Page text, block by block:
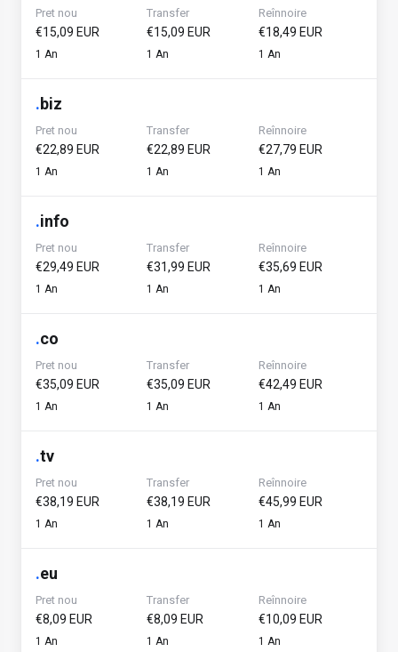
Pret nou
€15,09 EUR
1 An
Transfer
€15,09 EUR
1 An
Reînnoire
€18,49 EUR
1 An
.biz
Pret nou
€22,89 EUR
1 An
Transfer
€22,89 EUR
1 An
Reînnoire
€27,79 EUR
1 An
.info
Pret nou
€29,49 EUR
1 An
Transfer
€31,99 EUR
1 An
Reînnoire
€35,69 EUR
1 An
.co
Pret nou
€35,09 EUR
1 An
Transfer
€35,09 EUR
1 An
Reînnoire
€42,49 EUR
1 An
.tv
Pret nou
€38,19 EUR
1 An
Transfer
€38,19 EUR
1 An
Reînnoire
€45,99 EUR
1 An
.eu
Pret nou
€8,09 EUR
1 An
Transfer
€8,09 EUR
1 An
Reînnoire
€10,09 EUR
1 An